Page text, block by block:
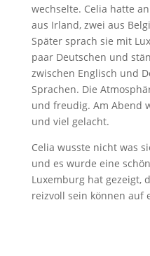
wechselte. Celia hatte
aus Irland, zwei aus
Später sprach sie mit
paar Deutschen und
zwischen Englisch und
Sprachen. Die
und freudig. Am Abend
und viel gelacht.
Celia wusste nicht was
und es wurde eine
Luxemburg hat gezeigt,
reizvoll sein können auf